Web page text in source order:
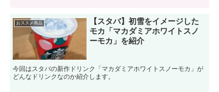
おススメ商品
【スタバ】初雪をイメージした
モカ「マカダミアホワイトスノ
ーモカ」を紹介
今回はスタバの新作ドリンク「マカダミアホワイトスノーモカ」が
どんなドリンクなのか紹介します。